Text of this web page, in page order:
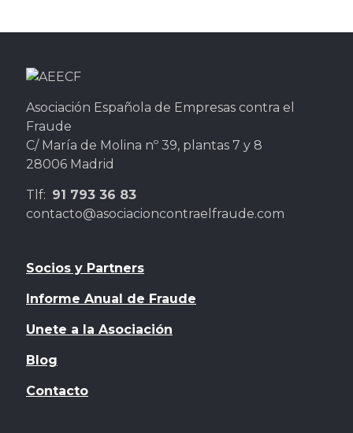
Asociación Española de Empresas contra el
Fraude
C/ María de Molina nº 39, plantas 7 y 8
28006 Madrid
Tlf: 91 793 36 83
contacto@asociacioncontraelfraude.com
Socios y Partners
Informe Anual de Fraude
Unete a la Asociación
Blog
Contacto